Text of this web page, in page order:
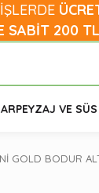
SABİT 200
PEYZAJ VE
GOLD BODUR